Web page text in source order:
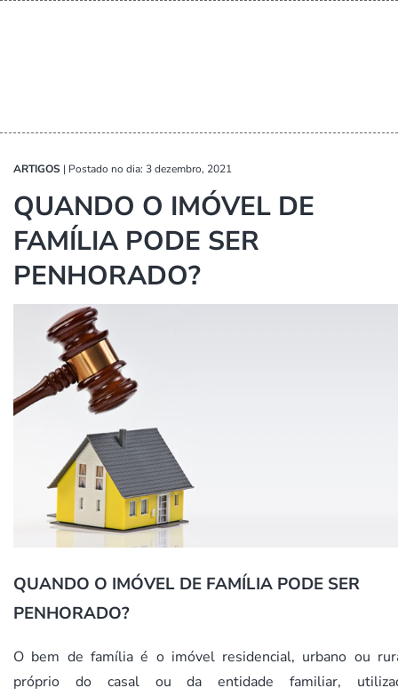
ARTIGOS | Postado no dia: 3 dezembro, 2021
QUANDO O IMÓVEL DE
FAMÍLIA PODE SER
PENHORADO?
QUANDO O IMÓVEL DE FAMÍLIA PODE SER
PENHORADO?
O bem de família é o imóvel residencial, urbano ou
próprio do casal ou da entidade familiar,